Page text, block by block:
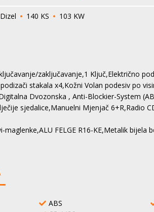
Dizel 140 KS 103 KW
zaključavanje,1 Ključ,Električno
stakala x4,Kožni Volan podesiv po
Dvozonska , Anti-Blockier-System
sjedalice,Manuelni Mjenjač 6+R,Radio
maglenke,ALU FELGE R16-KE,Metalik bijela
ABS